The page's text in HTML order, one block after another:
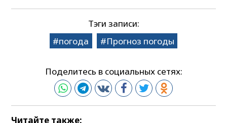
Тэги записи:
погода
Прогноз погоды
Поделитесь в социальных сетях:
Читайте также: